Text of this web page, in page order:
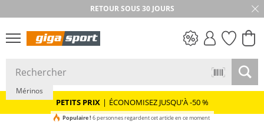
RETOUR SOUS 30 JOURS
PETITS PRIX
PETITS PRIX | ÉCONOMISEZ JUSQU'À -50 %
Durable
Mérinos
Populaire ! 6 personnes regardent cet article en ce moment